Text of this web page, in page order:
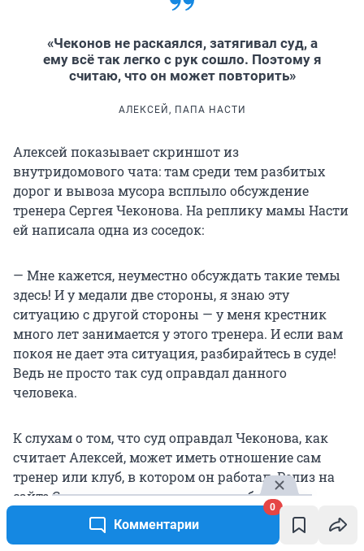
Комментарии
0
«Чеконов не раскаялся, затягивал суд, а
ему всё так легко с рук сошло. Поэтому я
считаю, что он может повторить»
АЛЕКСЕЙ, ПАПА НАСТИ
Алексей показывает скриншот из
внутридомового чата: там среди тем разбитых
дорог и вывоза мусора всплыло обсуждение
тренера Сергея Чеконова. На реплику мамы Насти
ей написала одна из соседок:
— Мне кажется, неуместно обсуждать такие темы
здесь! И у медали две стороны, я знаю эту
ситуацию с другой стороны — у меня крестник
много лет занимается у этого тренера. И если вам
покоя не дает эта ситуация, разбирайтесь в суде!
Ведь не просто так суд оправдал данного
человека.
К слухам о том, что суд оправдал Чеконова, как
считает Алексей, может иметь отношение сам
тренер или клуб, в котором он работал. Релиз на
сайте Следственного комитета мог бы
окончательно пресечь подобные разговоры, но в
прокуратуре твердо сказали: релиза не будет.